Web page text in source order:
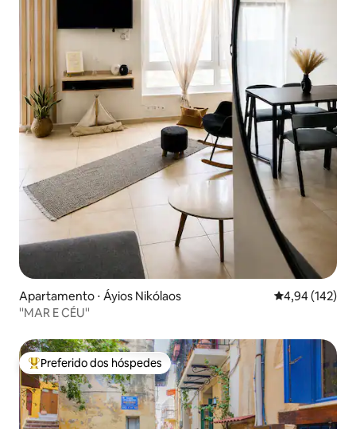
Apartamento ⋅ Áyios Nikólaos 4,94 de uma
4,94 (142)
''MAR E CÉU''
Entre os melhores preferidos dos hóspedes
Preferido dos hóspedes